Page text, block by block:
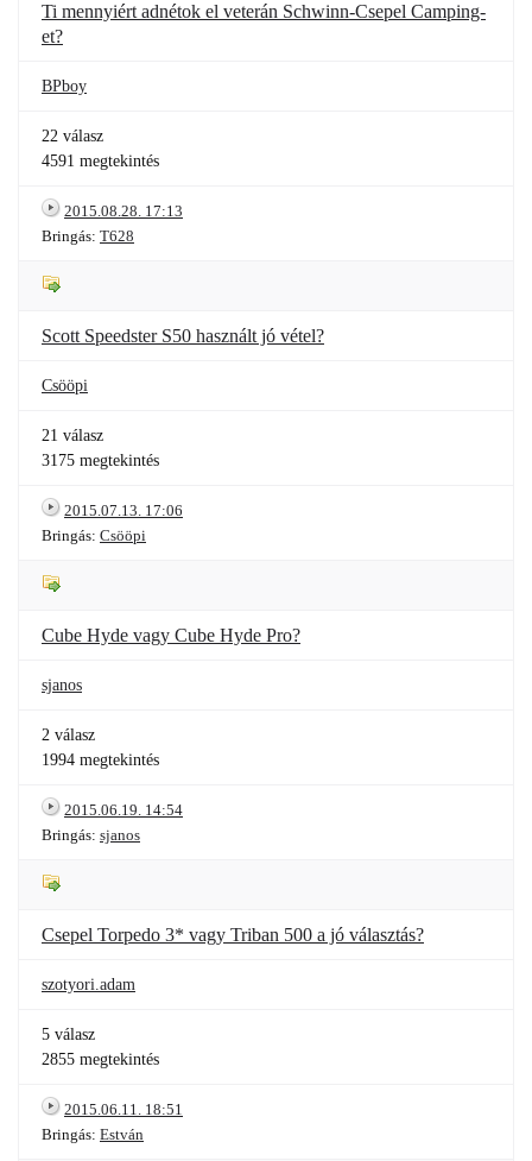
Ti mennyiért adnétok el veterán Schwinn-Csepel Camping-
et?
BPboy
22 válasz
4591 megtekintés
2015.08.28. 17:13
Bringás: T628
Scott Speedster S50 használt jó vétel?
Csööpi
21 válasz
3175 megtekintés
2015.07.13. 17:06
Bringás: Csööpi
Cube Hyde vagy Cube Hyde Pro?
sjanos
2 válasz
1994 megtekintés
2015.06.19. 14:54
Bringás: sjanos
Csepel Torpedo 3* vagy Triban 500 a jó választás?
szotyori.adam
5 válasz
2855 megtekintés
2015.06.11. 18:51
Bringás: Estván